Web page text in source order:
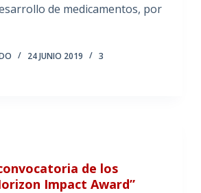
de medicamentos, por
24 JUNIO 2019
3
de los
Impact Award”